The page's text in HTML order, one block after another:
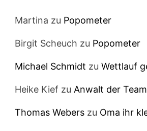
Martina zu Popometer
Birgit Scheuch zu Popometer
Michael Schmidt zuWettlauf
Heike Kief zuAnwalt der
Thomas Webers zu Oma ihr